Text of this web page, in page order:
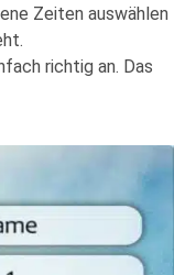
Zeiten auswählen
richtig an. Das